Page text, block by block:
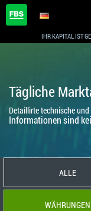
IHR KAPITAL IST
Tägliche
Detaillirte technische
Informationen sind
ALLE
WÄHRUNGEN